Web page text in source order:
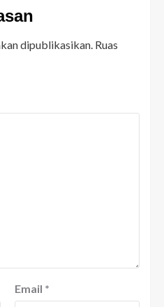
dipublikasikan. Ruas
Email *